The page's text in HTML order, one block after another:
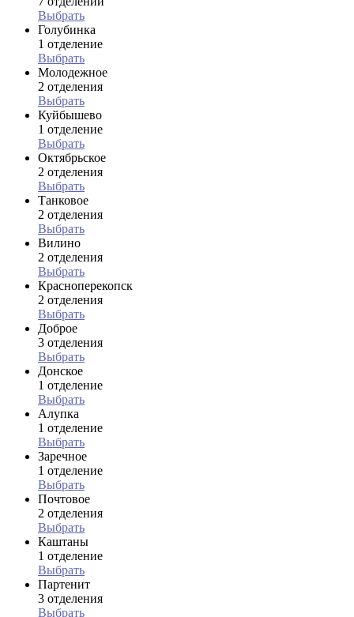
Выбрать
Голубинка
1 отделение
Выбрать
Молодежное
2 отделения
Выбрать
Куйбышево
1 отделение
Выбрать
Октябрьское
2 отделения
Выбрать
Танковое
2 отделения
Выбрать
Вилино
2 отделения
Выбрать
Красноперекопск
2 отделения
Выбрать
Доброе
3 отделения
Выбрать
Донское
1 отделение
Выбрать
Алупка
1 отделение
Выбрать
Заречное
1 отделение
Выбрать
Почтовое
2 отделения
Выбрать
Каштаны
1 отделение
Выбрать
Партенит
3 отделения
Выбрать